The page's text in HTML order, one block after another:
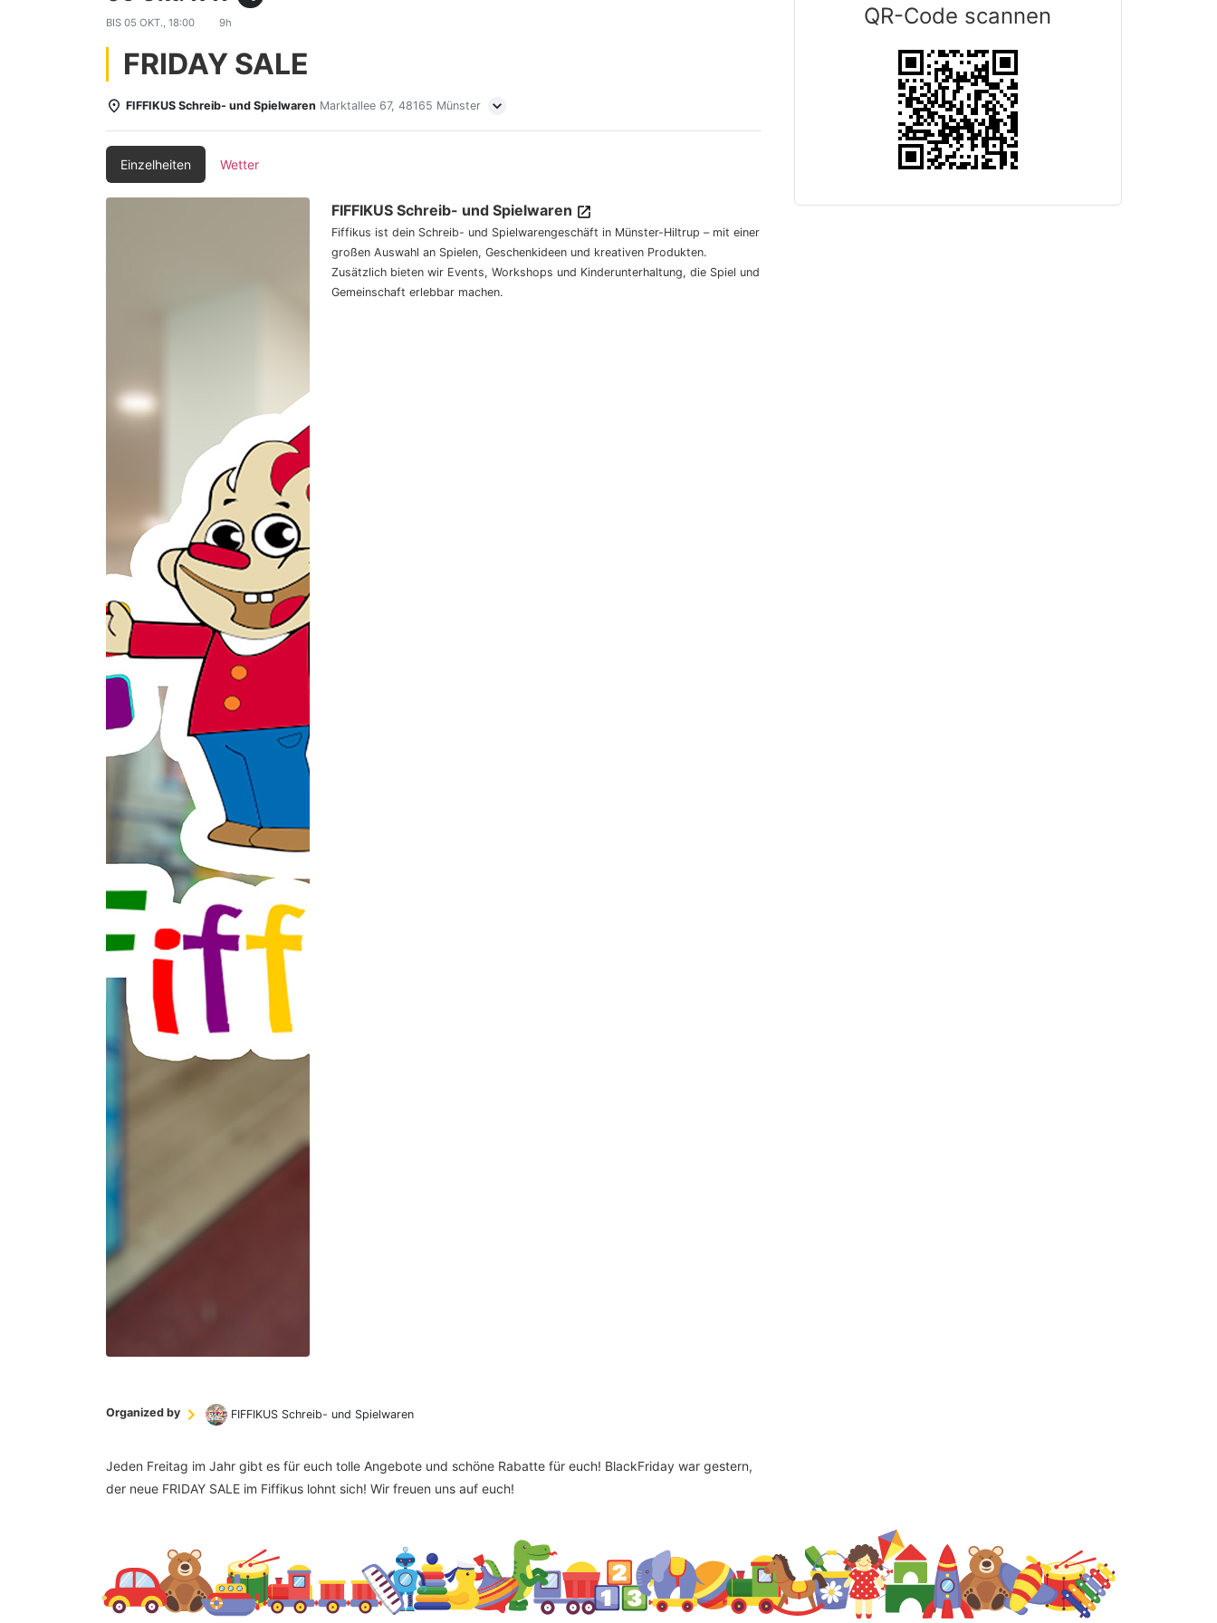
BIS 05 OKT., 18:00 9h
FRIDAY SALE
FIFFIKUS Schreib- und Spielwaren Marktallee 67, 48165 Münster
Einzelheiten Wetter
FIFFIKUS Schreib- und Spielwaren
Fiffikus ist dein Schreib- und Spielwarengeschäft in Münster-Hiltrup – mit einer
großen Auswahl an Spielen, Geschenkideen und kreativen Produkten.
Zusätzlich bieten wir Events, Workshops und Kinderunterhaltung, die Spiel und
Gemeinschaft erlebbar machen.
Organized by FIFFIKUS Schreib- und Spielwaren
Jeden Freitag im Jahr gibt es für euch tolle Angebote und schöne Rabatte für euch! BlackFriday war gestern,
der neue FRIDAY SALE im Fiffikus lohnt sich! Wir freuen uns auf euch!
QR-Code scannen